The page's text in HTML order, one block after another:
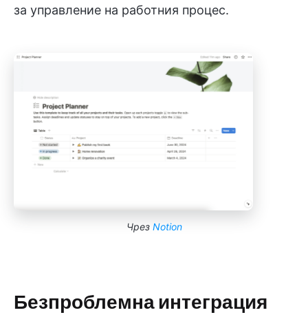
за управление на работния процес.
Чрез Notion
Безпроблемна интеграция